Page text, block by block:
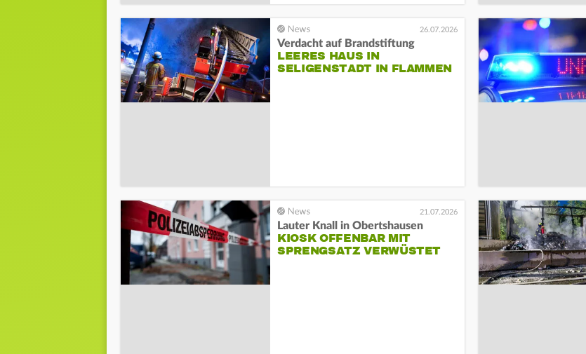
26.07.2026
Verdacht auf Brandstiftung
LEERES HAUS IN
SELIGENSTADT IN FLAMMEN
21.07.2026
Lauter Knall in Obertshausen
KIOSK OFFENBAR MIT
SPRENGSATZ VERWÜSTET